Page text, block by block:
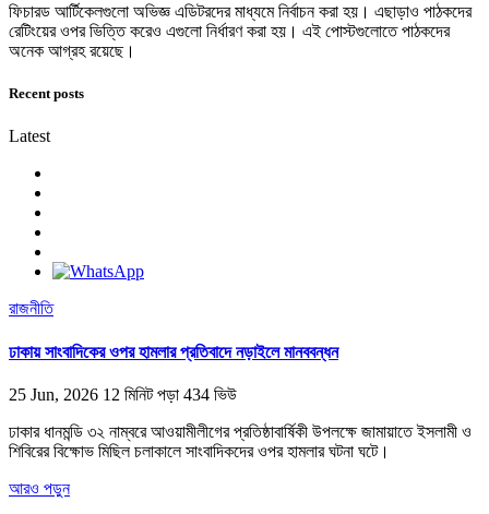
ফিচারড আর্টিকেলগুলো অভিজ্ঞ এডিটরদের মাধ্যমে নির্বাচন করা হয়। এছাড়াও পাঠকদের
রেটিংয়ের ওপর ভিত্তি করেও এগুলো নির্ধারণ করা হয়। এই পোস্টগুলোতে পাঠকদের
অনেক আগ্রহ রয়েছে।
Recent posts
Latest
রাজনীতি
ঢাকায় সাংবাদিকের ওপর হামলার প্রতিবাদে নড়াইলে মানববন্ধন
25 Jun, 2026 12 মিনিট পড়া 434 ভিউ
ঢাকার ধানমন্ডি ৩২ নাম্বরে আওয়ামীলীগের প্রতিষ্ঠাবার্ষিকী উপলক্ষে জামায়াতে ইসলামী ও
শিবিরের বিক্ষোভ মিছিল চলাকালে সাংবাদিকদের ওপর হামলার ঘটনা ঘটে।
আরও পড়ুন